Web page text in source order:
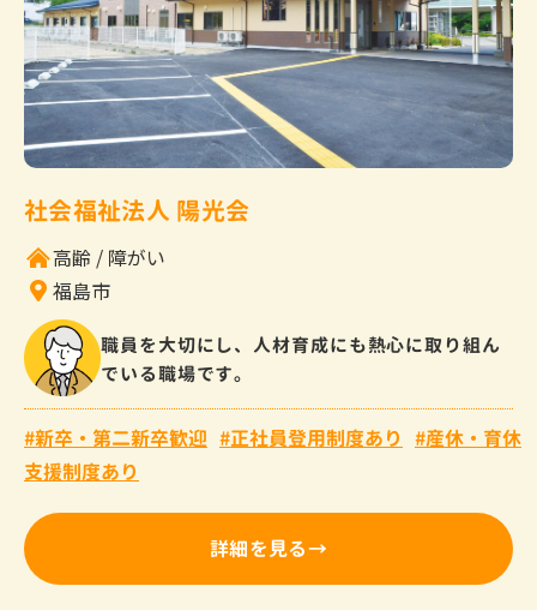
社会福祉法人 陽光会
高齢
障がい
福島市
職員を大切にし、人材育成にも熱心に取り組ん
でいる職場です。
新卒・第二新卒歓迎 正社員登用制度あり
産休・育休
支援制度あり
詳細を見る